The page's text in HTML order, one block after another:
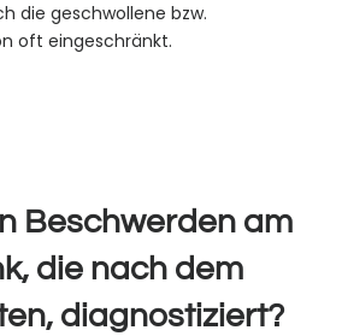
die geschwollene bzw.
oft eingeschränkt.
Beschwerden am
die nach dem
diagnostiziert?